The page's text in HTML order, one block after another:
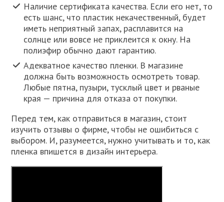
Наличие сертификата качества. Если его нет, то
есть шанс, что пластик некачественный, будет
иметь неприятный запах, расплавится на
солнце или вовсе не приклеится к окну. На
полиэфир обычно дают гарантию.
Адекватное качество пленки. В магазине
должна быть возможность осмотреть товар.
Любые пятна, пузыри, тусклый цвет и рваные
края — причина для отказа от покупки.
Перед тем, как отправиться в магазин, стоит
изучить отзывы о фирме, чтобы не ошибиться с
выбором. И, разумеется, нужно учитывать и то, как
пленка впишется в дизайн интерьера.